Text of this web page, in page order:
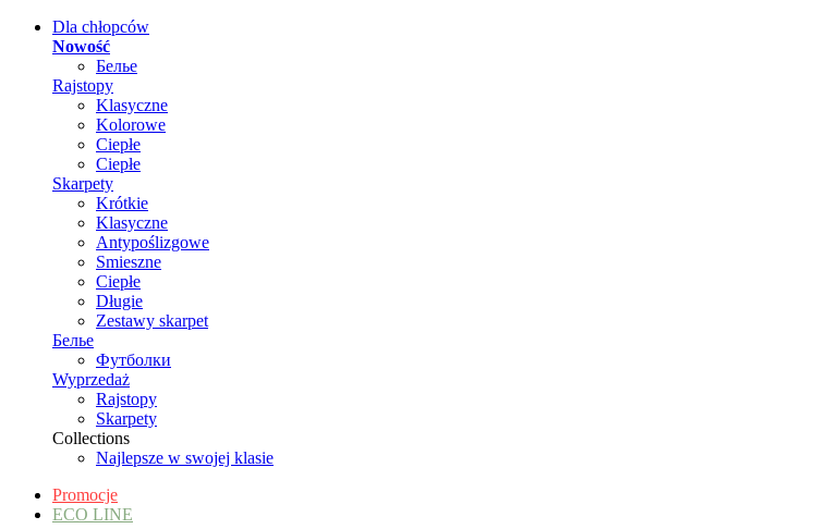
Dla chłopców
Nowość
Белье
Rajstopy
Klasyczne
Kolorowe
Ciepłe
Ciepłe
Skarpety
Krótkie
Klasyczne
Antypoślizgowe
Smieszne
Ciepłe
Długie
Zestawy skarpet
Белье
Футболки
Wyprzedaż
Rajstopy
Skarpety
Collections
Najlepsze w swojej klasie
Promocje
ECO LINE